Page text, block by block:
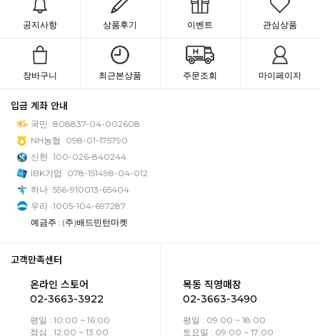
공지사항 상품후기 이벤트 관심상품
장바구니 최근본상품 주문조회 마이페이지
입금 계좌 안내
국민 808837-04-002608
NH농협
098-01-175790
신한 100-026-840244
IBK기업
078-151498-04-012
하나 556-910013-65404
우리 1005-104-697287
예금주 : (주)배드민턴마켓
고객만족센터
온라인 스토어
02-3663-3922
평일 : 10:00 ~ 16:00
점심 : 12:00 ~ 13:00
목동 직영매장
02-3663-3490
평일 : 09:00 ~ 18:00
토요일 : 09:00 ~ 17:00